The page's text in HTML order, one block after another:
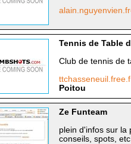
Tennis de Table
Club de tennis de
Poitou
Ze Funteam
plein d'infos sur la
conseils, spots,